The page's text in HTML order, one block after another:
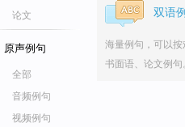
论文
原声例句
全部
音频例句
视频例句
双语
海量例句，可以按
书面语、论文例句